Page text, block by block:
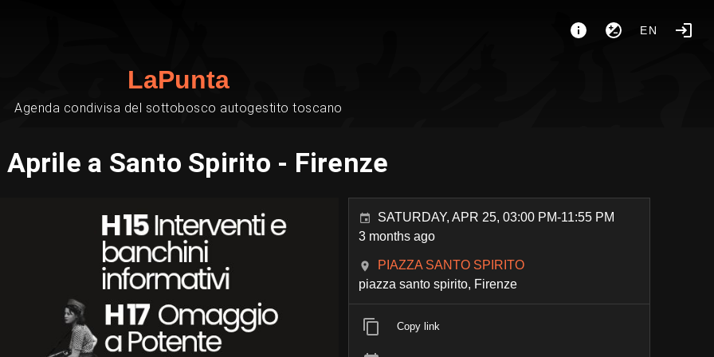
EN
LaPunta
Agenda condivisa del sottobosco autogestito toscano
Aprile a Santo Spirito - Firenze
SATURDAY, APR 25, 03:00 PM-11:55 PM
3 months ago
PIAZZA SANTO SPIRITO
piazza santo spirito, Firenze
Copy link